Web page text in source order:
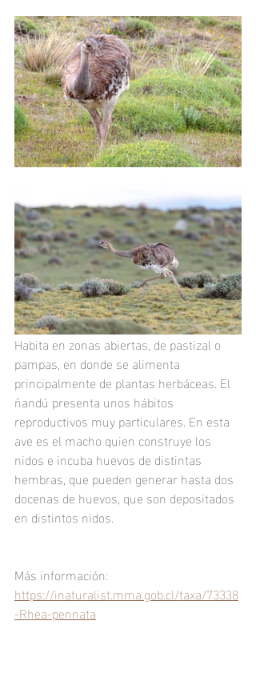
Habita en zonas abiertas, de pastizal o
pampas, en donde se alimenta
principalmente de plantas herbáceas. El
ñandú presenta unos hábitos
reproductivos muy particulares. En esta
ave es el macho quien construye los
nidos e incuba huevos de distintas
hembras, que pueden generar hasta dos
docenas de huevos, que son depositados
en distintos nidos.
Más información:
https://inaturalist.mma.gob.cl/taxa/73338
-Rhea-pennata